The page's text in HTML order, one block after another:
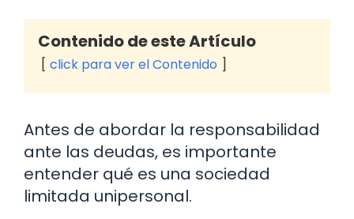
Contenido de este Artículo
click para ver el Contenido
Antes de abordar la responsabilidad
ante las deudas, es importante
entender qué es una sociedad
limitada unipersonal.